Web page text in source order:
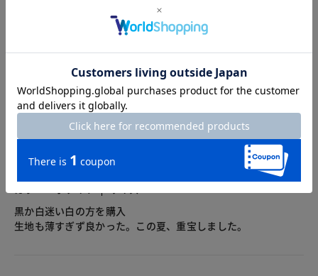
2024.11.23
モリモリ
黒か白迷い白の方を購入
生地も薄すぎず良かった。この夏、重宝しました。